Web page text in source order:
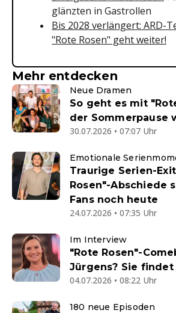
glänzten in Gastrollen
Bis 2028 verlängert: ARD-
"Rote Rosen" geht weiter!
Mehr entdecken
Neue Dramen
So geht es mit
der Sommerpause
30.07.2026 • 07:07 Uhr
Emotionale
Traurige Serien-
Rosen"-Abschiede
Fans noch heute
24.07.2026 • 07:35 Uhr
Im Interview
"Rote Rosen"-
Jürgens? Sie
04.07.2026 • 08:22 Uhr
180 neue Episoden